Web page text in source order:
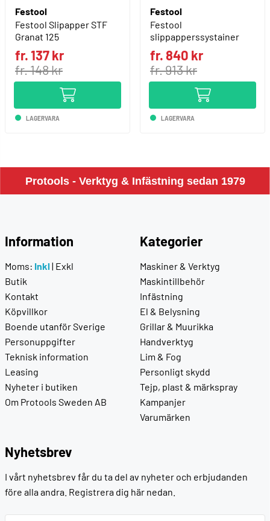
Festool
Festool Slipapper STF
Granat 125
fr. 137 kr
fr. 148 kr
LAGERVARA
Festool
Festool
slippapperssystainer
fr. 840 kr
fr. 913 kr
LAGERVARA
Protools - Verktyg & Infästning sedan 1979
Information
Moms: Inkl | Exkl
Butik
Kontakt
Köpvillkor
Boende utanför Sverige
Personuppgifter
Teknisk information
Leasing
Nyheter i butiken
Om Protools Sweden AB
Kategorier
Maskiner & Verktyg
Maskintillbehör
Infästning
El & Belysning
Grillar & Muurikka
Handverktyg
Lim & Fog
Personligt skydd
Tejp, plast & märkspray
Kampanjer
Varumärken
Nyhetsbrev
I vårt nyhetsbrev får du ta del av nyheter och erbjudanden
före alla andra. Registrera dig här nedan.